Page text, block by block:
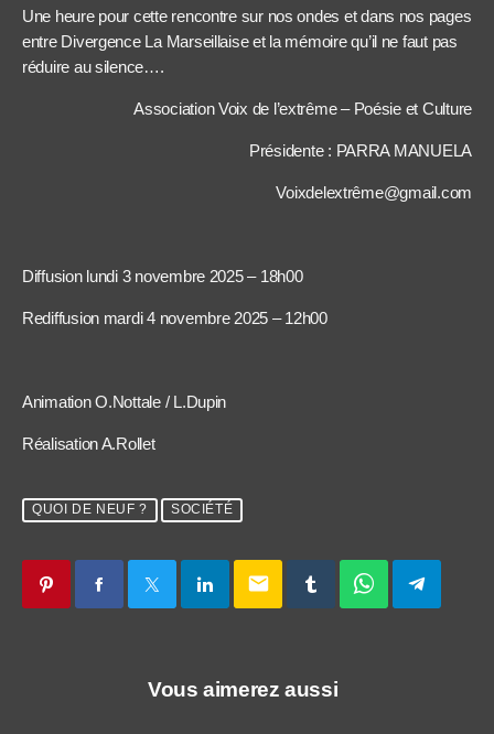
Une heure pour cette rencontre sur nos ondes et dans nos pages
entre Divergence La Marseillaise et la mémoire qu’il ne faut pas
réduire au silence….
Association Voix de l’extrême – Poésie et Culture
Présidente : PARRA MANUELA
Voixdelextrême@gmail.com
Diffusion lundi 3 novembre 2025 – 18h00
Rediffusion mardi 4 novembre 2025 – 12h00
Animation O.Nottale / L.Dupin
Réalisation A.Rollet
QUOI DE NEUF ? SOCIÉTÉ
email
Vous aimerez aussi